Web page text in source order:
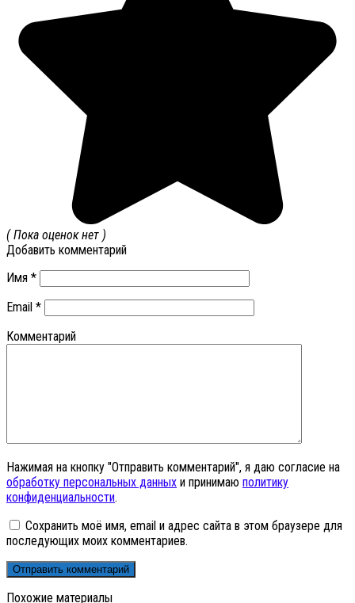
( Пока оценок нет )
Добавить комментарий
Имя *
Email *
Комментарий
Нажимая на кнопку "Отправить комментарий", я даю согласие на
обработку персональных данных и принимаю политику
конфиденциальности.
Сохранить моё имя, email и адрес сайта в этом браузере для
последующих моих комментариев.
Похожие материалы